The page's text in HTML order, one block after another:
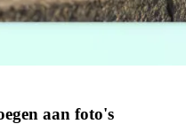
aan foto's